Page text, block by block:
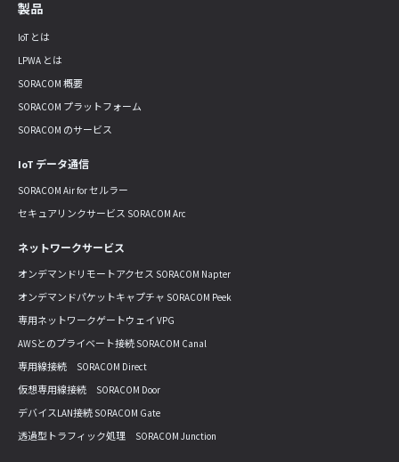
製品
IoT とは
LPWA とは
SORACOM 概要
SORACOM プラットフォーム
SORACOM のサービス
IoT データ通信
SORACOM Air for セルラー
セキュアリンクサービス SORACOM Arc
ネットワークサービス
オンデマンドリモートアクセス SORACOM Napter
オンデマンドパケットキャプチャ SORACOM Peek
専用ネットワークゲートウェイ VPG
AWSとのプライベート接続 SORACOM Canal
専用線接続 SORACOM Direct
仮想専用線接続 SORACOM Door
デバイスLAN接続 SORACOM Gate
透過型トラフィック処理 SORACOM Junction